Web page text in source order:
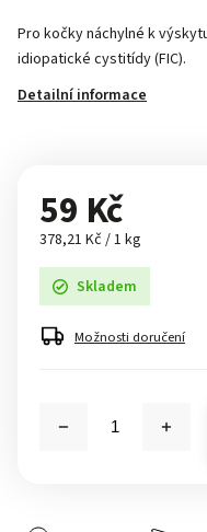
Pro kočky náchylné k
idiopatické cystitídy (FIC).
Detailní informace
59 Kč
378,21 Kč / 1 kg
Skladem
Možnosti doručení